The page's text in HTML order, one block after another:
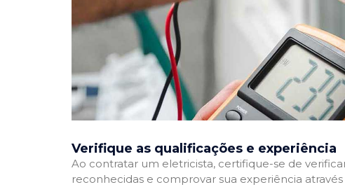
Verifique as qualificações e experiência
Ao contratar um eletricista, certifique-se de
reconhecidas e comprovar sua experiência